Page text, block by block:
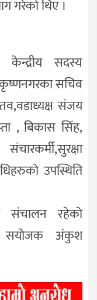
गरेकाे थिए ।
केन्द्रीय सदस्य
कृष्णनगरका सचिव
संजय
, बिकास सिंह,
उपस्थिति
संचालन रहेकाे
सयाेजक अंकुश